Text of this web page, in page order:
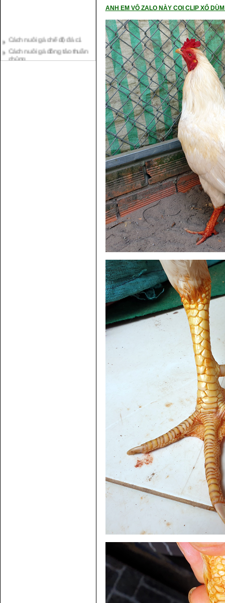
Cách nuôi gà đông tảo thuần
Kỹ thuật nuôi gà con mới nở
ANH EM VÔ ZALO NÀY COI CLIP XỔ